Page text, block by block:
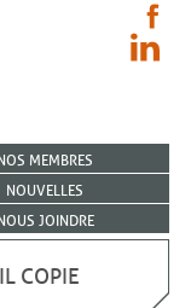
MEMBRES
NOUVELLES
JOINDRE
COPIE